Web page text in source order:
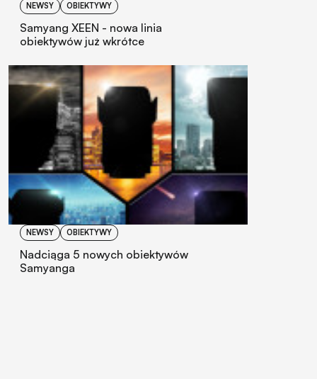
NEWSY OBIEKTYWY
Samyang XEEN - nowa linia
obiektywów już wkrótce
NEWSY OBIEKTYWY
Nadciąga 5 nowych obiektywów
Samyanga